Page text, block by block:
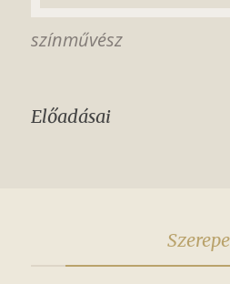
színművész
Előadásai